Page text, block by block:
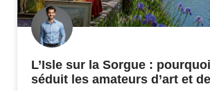
L’Isle sur la Sorgue :
séduit les amateurs d’art et